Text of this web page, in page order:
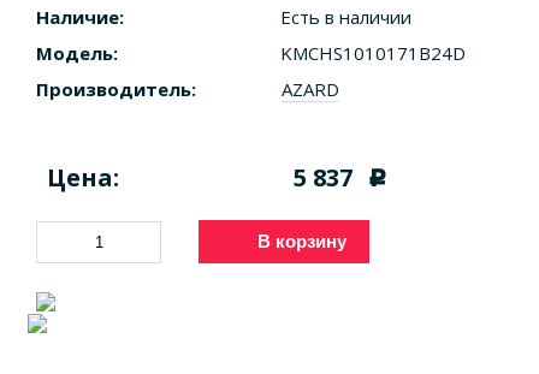
Наличие:
Есть в наличии
Модель:
KMCHS1010171B24D
Производитель:
AZARD
Цена: 5 837 c
В корзину